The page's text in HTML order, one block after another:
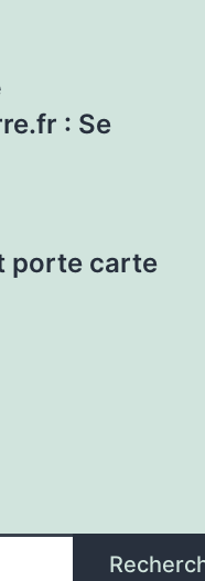
: Se
porte carte